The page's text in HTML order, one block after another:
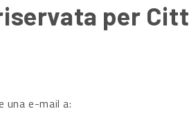
per
una e-mail a: